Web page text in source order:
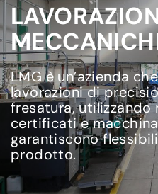
LMG è un’azienda
lavorazioni di
fresatura,
certificati e
garantiscono
prodotto.